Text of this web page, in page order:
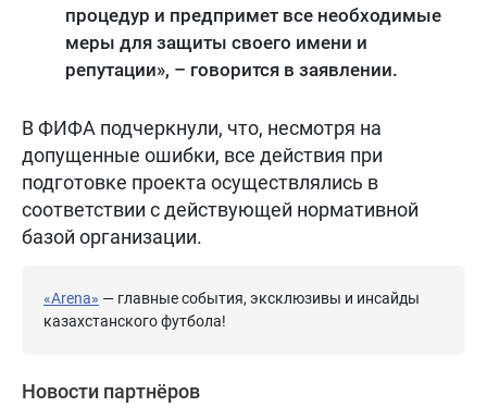
процедур и предпримет все необходимые
меры для защиты своего имени и
репутации», – говорится в заявлении.
В ФИФА подчеркнули, что, несмотря на
допущенные ошибки, все действия при
подготовке проекта осуществлялись в
соответствии с действующей нормативной
базой организации.
«Arena» — главные события, эксклюзивы и инсайды
казахстанского футбола!